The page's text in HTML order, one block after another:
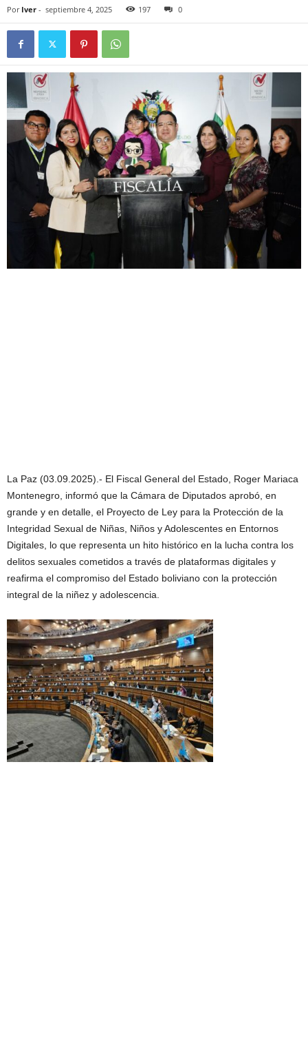
Por Iver - septiembre 4, 2025 197 0
La Paz (03.09.2025).- El Fiscal General del Estado, Roger Mariaca
Montenegro, informó que la Cámara de Diputados aprobó, en
grande y en detalle, el Proyecto de Ley para la Protección de la
Integridad Sexual de Niñas, Niños y Adolescentes en Entornos
Digitales, lo que representa un hito histórico en la lucha contra los
delitos sexuales cometidos a través de plataformas digitales y
reafirma el compromiso del Estado boliviano con la protección
integral de la niñez y adolescencia.